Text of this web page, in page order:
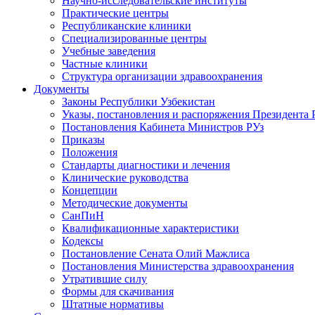
Практические центры
Республиканские клиники
Специализированные центры
Учебные заведения
Частные клиники
Структура организации здравоохранения
Документы
Законы Республики Узбекистан
Указы, постановления и распоряжения Президента
Постановления Кабинета Министров РУз
Приказы
Положения
Стандарты диагностики и лечения
Клинические руководства
Концепции
Методические документы
СанПиН
Квалификационные характеристики
Кодексы
Постановление Сената Олий Мажлиса
Постановления Министерства здравоохранения
Утратившие силу
Формы для скачивания
Штатные нормативы